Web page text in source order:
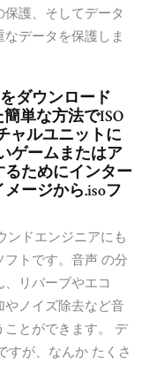
護、そしてデータ
データを保護しま
をダウンロード
単な方法でISO
ャルユニットに
ゲームまたはア
ためにインター
ージから.isoフ
ンドエンジニアにも
トです。音声 の分
リバーブやエコ
やノイズ除去など音
とができます。 デ
すが、なんか たくさ